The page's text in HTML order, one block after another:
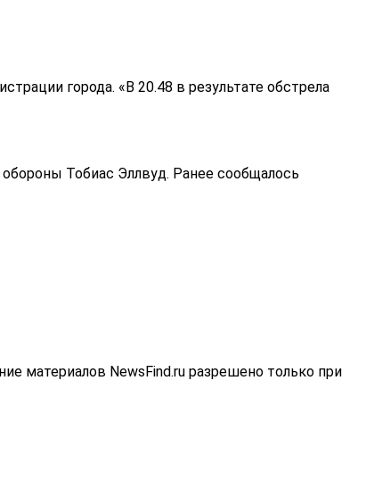
города. «В 20.48 в результате обстрела
Тобиас Эллвуд. Ранее сообщалось
материалов NewsFind.ru разрешено только при